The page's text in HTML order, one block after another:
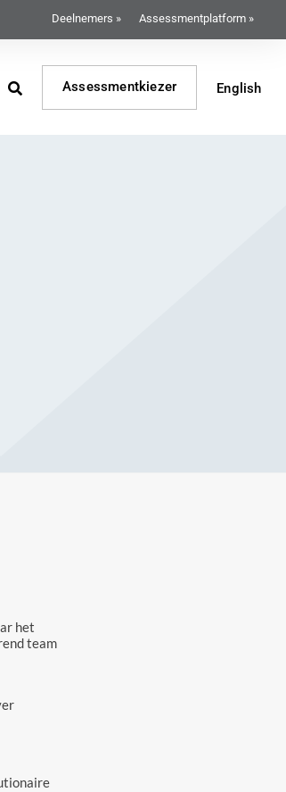
Deelnemers » Assessmentplatform »
Assessmentkiezer English
het
team